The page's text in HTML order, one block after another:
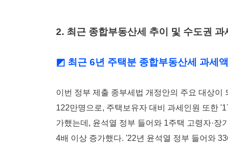
2. 최근 종합부동산세 추이 및 수도권
◩ 최근 6년 주택분 종합부동산세 과세
이번 정부 제출 종부세법 개정안의 주요 대상이
122만명으로, 주택보유자 대비 과세인원 또한
가했는데, 윤석열 정부 들어와 1주택 고령자·
4배 이상 증가했다. '22년 윤석열 정부 들어와